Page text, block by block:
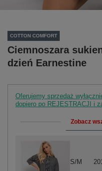
COTTON COMFORT
Ciemnoszara
dzień Earnestine
Oferujemy sprzedaż
dopiero po REJESTRACJI i
Zobacz
S/M